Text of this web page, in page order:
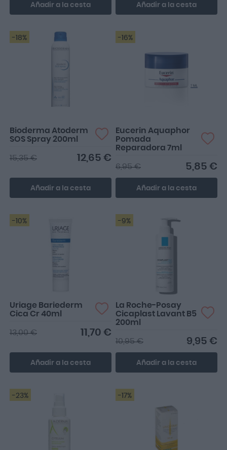
Añadir a la cesta Añadir a la cesta
-18%
Ideal para momentos de
Bioderma Atoderm
SOS Spray 200ml
12,65 €
15,35 €
Añadir a la cesta
-16%
Eucerin Aquaphor
Pomada
Reparadora 7ml
5,85 €
6,95 €
Añadir a la cesta
-10%
Uriage Bariederm
Cica Cr 40ml
11,70 €
13,00 €
Añadir a la cesta
-9%
La Roche-Posay
Cicaplast Lavant B5
200ml
9,95 €
10,95 €
Añadir a la cesta
-23% -17%